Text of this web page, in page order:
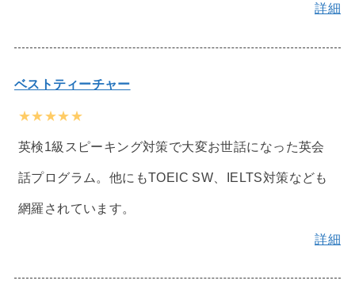
詳細
ベストティーチャー
★★★★★
英検1級スピーキング対策で大変お世話になった英会
話プログラム。他にもTOEIC SW、IELTS対策なども
網羅されています。
詳細